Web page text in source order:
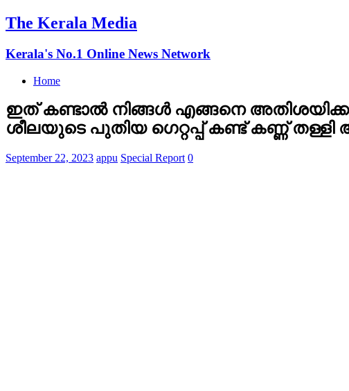
The Kerala Media
Kerala's No.1 Online News Network
Home
ഇത് കണ്ടാൽ നിങ്ങൾ എങ്ങനെ
ശീലയുടെ പുതിയ ഗെറ്റപ്പ് കണ്ട് കണ്ണ്
September 22, 2023 appu Special Report 0